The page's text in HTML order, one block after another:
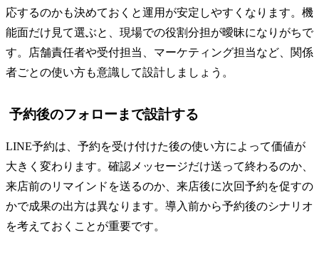
応するのかも決めておくと運用が安定しやすくなります。機
能面だけ見て選ぶと、現場での役割分担が曖昧になりがちで
す。店舗責任者や受付担当、マーケティング担当など、関係
者ごとの使い方も意識して設計しましょう。
予約後のフォローまで設計する
LINE予約は、予約を受け付けた後の使い方によって価値が
大きく変わります。確認メッセージだけ送って終わるのか、
来店前のリマインドを送るのか、来店後に次回予約を促すの
かで成果の出方は異なります。導入前から予約後のシナリオ
を考えておくことが重要です。